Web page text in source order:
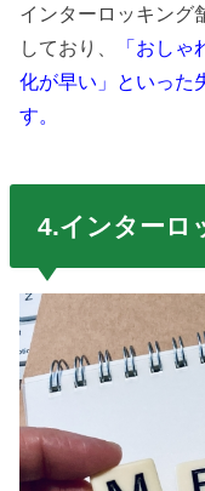
インターロッキング
しており、
「おし
化が早い」といった
す。
4.インターロ